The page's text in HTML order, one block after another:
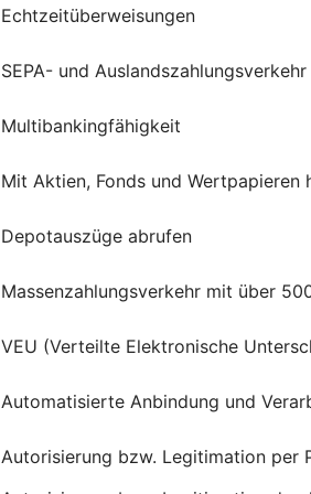
Echtzeitüberweisungen
SEPA- und Auslandszahlungsverkehr
Multibankingfähigkeit
Mit Aktien, Fonds und Wertpapieren
Depotauszüge abrufen
Massenzahlungsverkehr mit über
VEU (Verteilte Elektronische
Automatisierte Anbindung und
Autorisierung bzw. Legitimation per